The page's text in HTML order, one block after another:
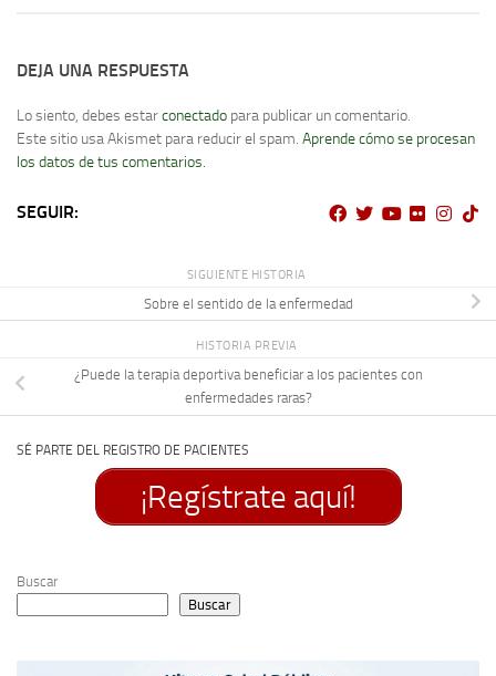
DEJA UNA RESPUESTA
Lo siento, debes estarconectado para publicar un comentario.
Este sitio usa Akismet para reducir el spam. Aprende cómo se procesan
los datos de tus comentarios.
SEGUIR:
SIGUIENTE HISTORIA
Sobre el sentido de la enfermedad
HISTORIA PREVIA
¿Puede la terapia deportiva beneficiar a los pacientes con
enfermedades raras?
SÉ PARTE DEL REGISTRO DE PACIENTES
¡Regístrate aquí!
Buscar
Buscar